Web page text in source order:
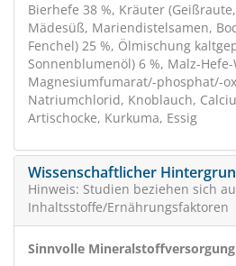
Bierhefe 38 %, Kräuter
Mädesüß, Mariendistelsamen,
Fenchel) 25 %, Ölmischung
Sonnenblumenöl) 6 %, Malz-
Magnesiumfumarat/-phosphat/-
Natriumchlorid, Knoblauch,
Artischocke, Kurkuma, Essig
Wissenschaftlicher
Hinweis: Studien beziehen sich
Inhaltsstoffe/Ernährungsfaktoren
Sinnvolle Mineralstoffversorgung